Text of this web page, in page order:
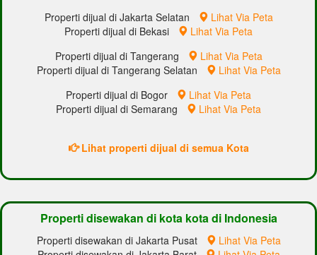
Properti dijual di Jakarta Selatan
Lihat Via Peta
Properti dijual di Bekasi
Lihat Via Peta
Properti dijual di Tangerang
Lihat Via Peta
Properti dijual di Tangerang Selatan
Lihat Via Peta
Properti dijual di Bogor
Lihat Via Peta
Properti dijual di Semarang
Lihat Via Peta
Lihat properti dijual di semua Kota
Properti disewakan di kota kota di Indonesia
Properti disewakan di Jakarta Pusat
Lihat Via Peta